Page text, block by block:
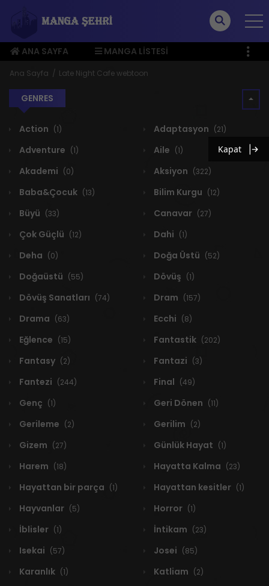
ANA SAYFA
MANGA LISTESI
ÜYE MENÜSÜ
Ana Sayfa Late Night Cafe webtoon
GENRES
Action (1) Adaptasyon (21)
Adventure (1) Aile (1)
Akademi (0) Aksiyon (322)
Baba&Çocuk (13) Bilim Kurgu (12)
Büyü (33) Canavar (27)
Çok Güçlü (12) Dahi (1)
Deha (0) Doğa Üstü (52)
Doğaüstü (55) Dövüş (1)
Dövüş Sanatları (74) Dram (157)
Drama (63) Ecchi (8)
Eğlence (15) Fantastik (202)
Fantasy (2) Fantazi (3)
Fantezi (244) Final (49)
Genç (1) Geri Dönen (11)
Gerileme (2) Gerilim (2)
Gizem (27) Günlük Hayat (1)
Harem (18) Hayatta Kalma (23)
Hayattan bir parça (1) Hayattan kesitler (1)
Hayvanlar (5) Horror (1)
İblisler (1) İntikam (23)
Isekai (57) Josei (85)
Karanlık (1) Katliam (2)
Kapat